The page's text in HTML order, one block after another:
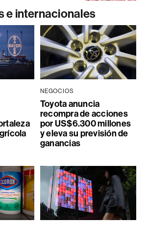
e internacionales
NEGOCIOS
Toyota anuncia
recompra de acciones
por US$6.300 millones
y eleva su previsión de
ganancias